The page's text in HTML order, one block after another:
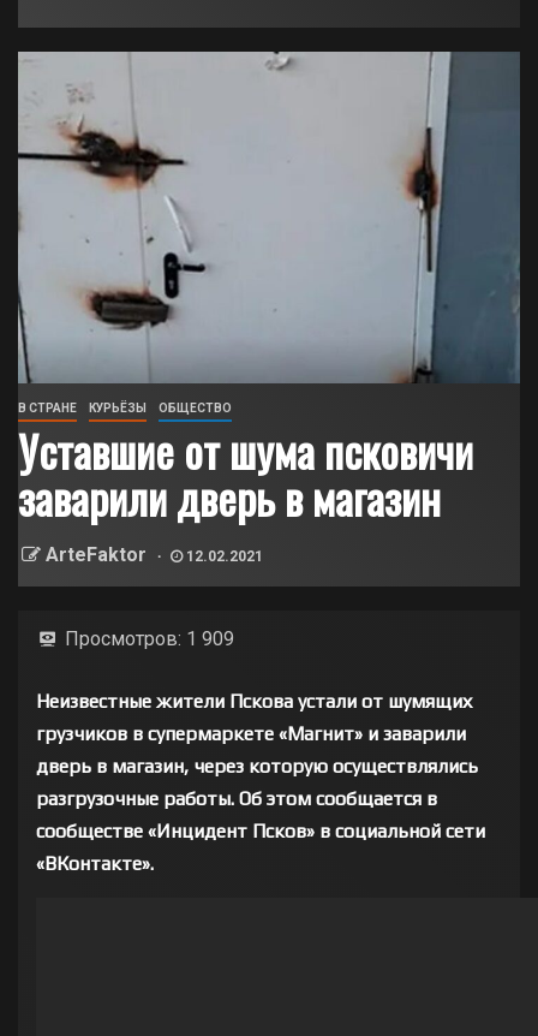
В СТРАНЕ КУРЬЁЗЫ ОБЩЕСТВО
Уставшие от шума псковичи
заварили дверь в магазин
ArteFaktor 12.02.2021
Просмотров: 1 909
Неизвестные жители Пскова устали от шумящих
грузчиков в супермаркете «Магнит» и заварили
дверь в магазин, через которую осуществлялись
разгрузочные работы. Об этом сообщается в
сообществе «Инцидент Псков» в социальной сети
«ВКонтакте».